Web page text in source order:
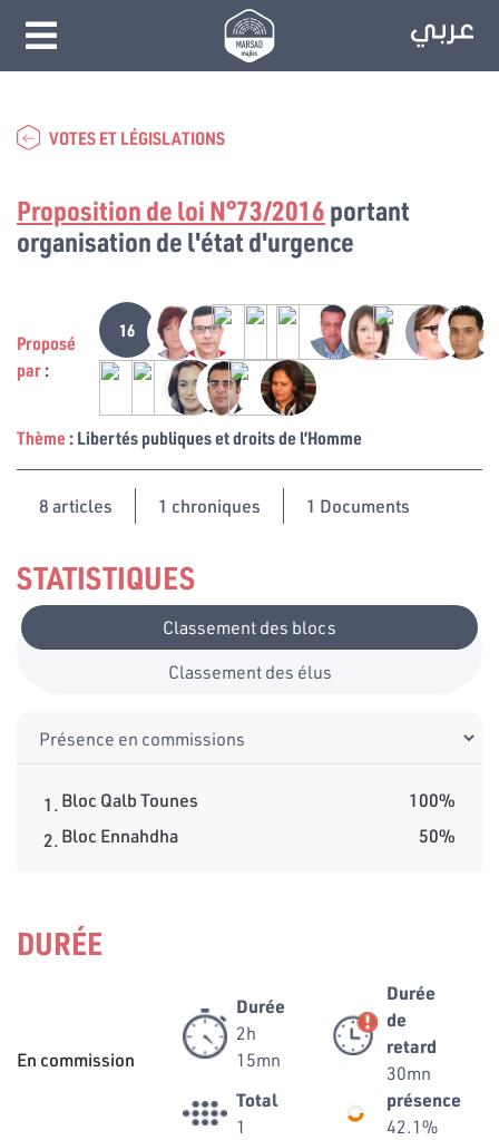
VOTES ET LÉGISLATIONS
STATISTIQUES
Classement des blocs
Classement des élus
1.Bloc Qalb Tounes
100%
2.Bloc Ennahdha 50%
Proposition de loi N°73/2016portant
organisation de l'état d'urgence
Proposé
par:
16
Thème: Libertés publiques et droits de l’Homme
8articles 1 chroniques 1 Documents
DURÉE
En commission
Durée
2h
15mn
Durée
de
retard
30mn
Total
1
présence
42.1%